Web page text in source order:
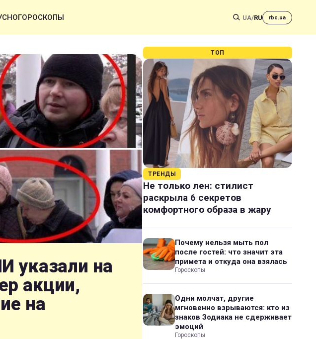
ГОРОСКОПЫ UA/RU rbc.ua
указали на
акции,
на
ТОП
ТРЕНДЫ
Не только лен: стилист
раскрыла 6 секретов
комфортного образа в жару
Почему нельзя мыть пол
после гостей: что значит эта
примета и откуда она взялась
Гороскопы
Одни молчат, другие
мгновенно взрываются: кто из
знаков Зодиака не сдерживает
эмоций
Гороскопы